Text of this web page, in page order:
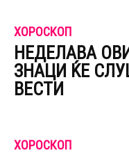
ХОРОСКОП
НЕДЕЛАВА
ЗНАЦИ ЌЕ
ВЕСТИ
ХОРОСКОП